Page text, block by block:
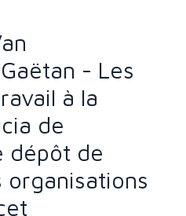
- Les
à la
de
dépôt de
organisations